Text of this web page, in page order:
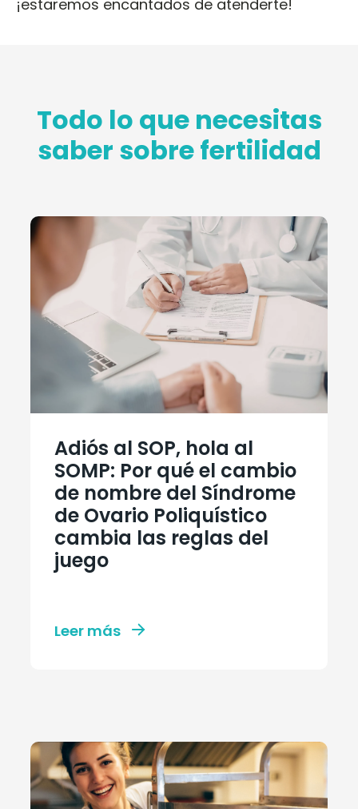
¡estaremos encantados de atenderte!
Todo lo que necesitas
saber sobre fertilidad
Adiós al SOP, hola al
SOMP: Por qué el cambio
de nombre del Síndrome
de Ovario Poliquístico
cambia las reglas del
juego
Leer más